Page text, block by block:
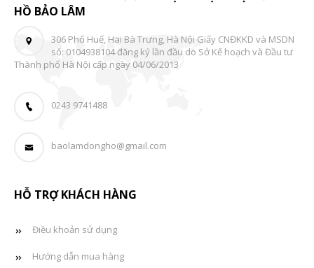
HỒ BẢO LÂM
306 Phố Huế, Hai Bà Trưng, Hà Nội Giấy CNĐKKD và MSDN
số: 0104938104 đăng ký lần đầu do Sở Kế hoạch và Đầu tư
Thành phố Hà Nội cấp ngày 04/06/2013
0243 9741488
baolamdongho@gmail.com
HỖ TRỢ KHÁCH HÀNG
Điều khoản sử dụng
Hướng dẫn mua hàng